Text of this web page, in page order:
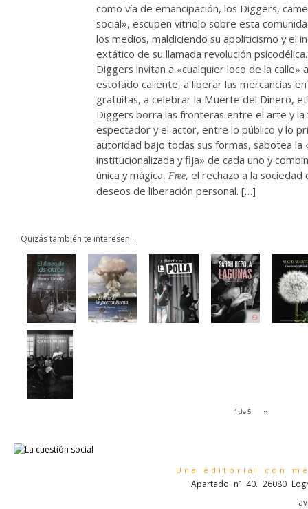
como vía de emancipación, los Diggers,
social», escupen vitriolo sobre esta
los medios, maldiciendo su apoliticismo y el
extático de su llamada revolución
Diggers invitan a «cualquier loco de la calle»
estofado caliente, a liberar las mercancías
gratuitas, a celebrar la Muerte del Dinero,
Diggers borra las fronteras entre el arte y la
espectador y el actor, entre lo público y lo
autoridad bajo todas sus formas, sabotea la
institucionalizada y fija» de cada uno y
única y mágica, Free, el rechazo a la sociedad
deseos de liberación personal. […]
Quizás también te interesen...
1 de 5 ››
Una editorial con
Apartado nº 40. 26080